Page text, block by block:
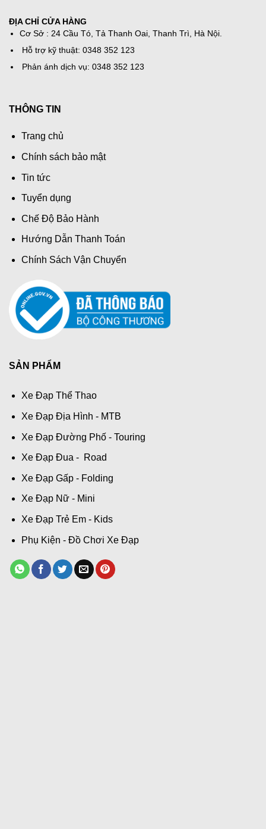
ĐỊA CHỈ CỬA HÀNG
Cơ Sở : 24 Cầu Tó, Tả Thanh Oai, Thanh Trì, Hà Nội.
Hỗ trợ kỹ thuật: 0348 352 123
Phản ánh dịch vụ: 0348 352 123
THÔNG TIN
Trang chủ
Chính sách bảo mật
Tin tức
Tuyển dụng
Chế Độ Bảo Hành
Hướng Dẫn Thanh Toán
Chính Sách Vận Chuyển
SẢN PHẨM
Xe Đạp Thể Thao
Xe Đạp Địa Hình - MTB
Xe Đạp Đường Phố - Touring
Xe Đạp Đua - Road
Xe Đạp Gấp - Folding
Xe Đạp Nữ - Mini
Xe Đạp Trẻ Em - Kids
Phụ Kiện - Đồ Chơi Xe Đạp